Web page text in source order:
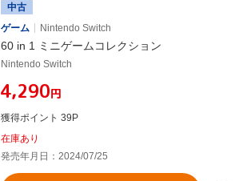
中古
ゲーム
Nintendo Switch
60 in 1 ミニゲームコレクション
Nintendo Switch
¥4,290円
獲得ポイント 39P
在庫あり
発売年月日：2024/07/25